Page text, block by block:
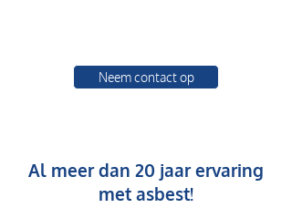
Neem contact op
Al meer dan 20 jaar ervaring
met asbest!